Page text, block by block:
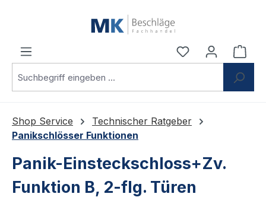
Du hast 0
Shop Service
Technischer Ratgeber
Panikschlösser Funktionen
Panik-Einsteckschloss+Zv.
Funktion B, 2-flg. Türen